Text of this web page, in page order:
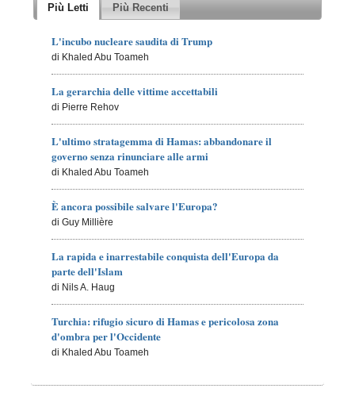
Più Letti Più Recenti
L'incubo nucleare saudita di Trump
di Khaled Abu Toameh
La gerarchia delle vittime accettabili
di Pierre Rehov
L'ultimo stratagemma di Hamas: abbandonare il
governo senza rinunciare alle armi
di Khaled Abu Toameh
È ancora possibile salvare l'Europa?
di Guy Millière
La rapida e inarrestabile conquista dell'Europa da
parte dell'Islam
di Nils A. Haug
Turchia: rifugio sicuro di Hamas e pericolosa zona
d'ombra per l'Occidente
di Khaled Abu Toameh